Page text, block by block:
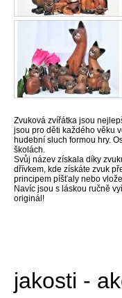
Zvuková zvířátka jsou
jsou pro děti každého věku
hudební sluch formou hry.
školách.
Svůj název získala díky
dřívkem, kde získáte zvuk
principem píšťaly nebo
Navíc jsou s láskou ručně
originál!
jakosti -